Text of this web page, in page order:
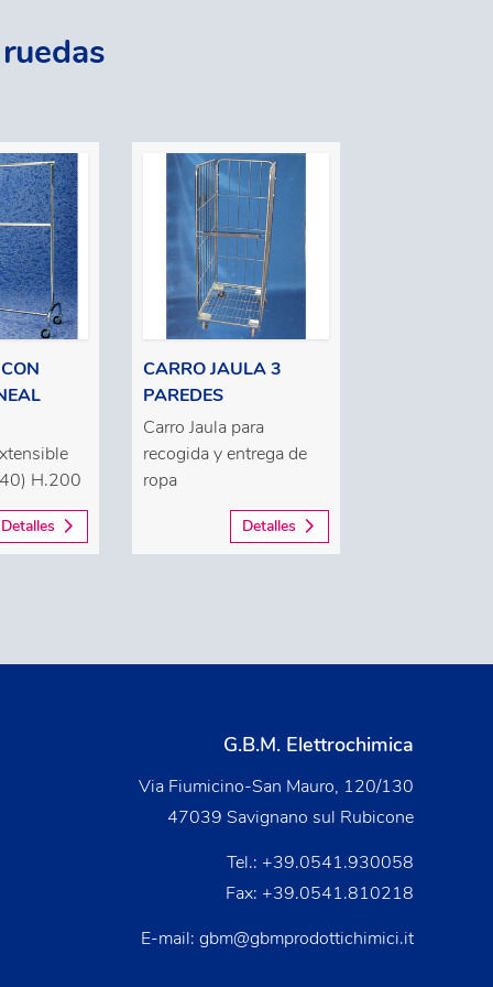
H.200
Detalles
CARRO JAULA 3
PAREDES
Carro Jaula para
recogida y entrega de
ropa
Detalles
G.B.M. Elettrochimica
Via Fiumicino-San Mauro, 120/130
47039 Savignano sul Rubicone
Tel.: +39.0541.930058
Fax: +39.0541.810218
E-mail: gbm@gbmprodottichimici.it